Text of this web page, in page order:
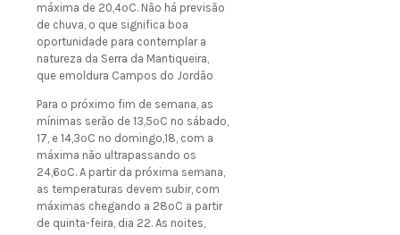
máxima de 20,4ºC. Não há previsão
de chuva, o que significa boa
oportunidade para contemplar a
natureza da Serra da Mantiqueira,
que emoldura Campos do Jordão
Para o próximo fim de semana, as
mínimas serão de 13,5ºC no sábado,
17, e 14,3ºC no domingo,18, com a
máxima não ultrapassando os
24,6ºC. A partir da próxima semana,
as temperaturas devem subir, com
máximas chegando a 28ºC a partir
de quinta-feira, dia 22. As noites,